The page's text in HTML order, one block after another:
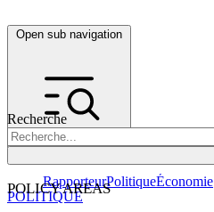
Open sub navigation
Recherche
POLICY AREAS
RapporteurPolitiqueÉconomie
POLITIQUE